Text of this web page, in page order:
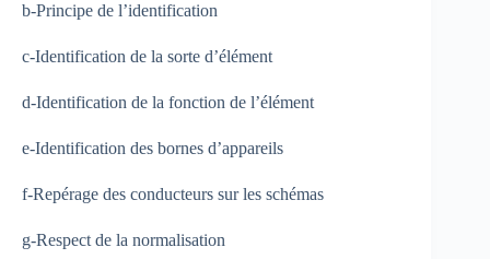
b-Principe de l’identification
c-Identification de la sorte d’élément
d-Identification de la fonction de l’élément
e-Identification des bornes d’appareils
f-Repérage des conducteurs sur les schémas
g-Respect de la normalisation